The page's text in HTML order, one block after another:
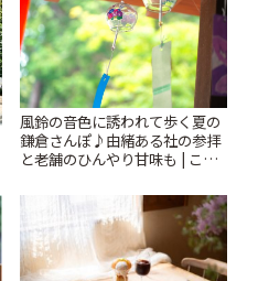
風鈴の音色に誘われて歩く夏の
鎌倉さんぽ♪由緒ある社の参拝
と老舗のひんやり甘味も | こと